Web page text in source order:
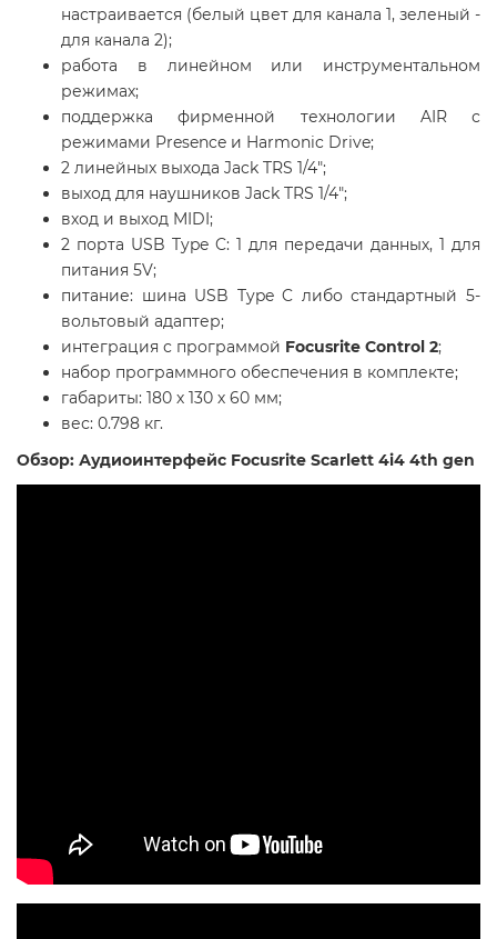
настраивается (белый цвет для канала 1, зеленый -
для канала 2);
работа в линейном или инструментальном
режимах;
поддержка фирменной технологии AIR с
режимами Presence и Harmonic Drive;
2 линейных выхода Jack TRS 1/4";
выход для наушников Jack TRS 1/4";
вход и выход MIDI;
2 порта USB Type C: 1 для передачи данных, 1 для
питания 5V;
питание: шина USB Type C либо стандартный 5-
вольтовый адаптер;
интеграция с программой Focusrite Control 2;
набор программного обеспечения в комплекте;
габариты: 180 х 130 х 60 мм;
вес: 0.798 кг.
Обзор: Аудиоинтерфейс Focusrite Scarlett 4i4 4th gen